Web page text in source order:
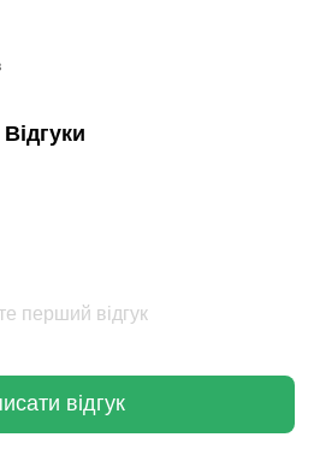
Відгуки
перший відгук
відгук